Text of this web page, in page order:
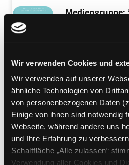
Wir verwenden Cookies und
Wir verwenden auf unserer
ähnliche Technologien von
von personenbezogenen Daten
Einige von ihnen sind notwendig
Webseite, während andere uns
und Ihre Erfahrung zu
Schaltfläche „Alle zulassen“
Verwendung aller Cookies und
Mediengruppe:
Der kleine
Jahr:2025
Verlag:
Exemplar-Details
Mediengruppe:
Die Sache
ein anderer
Unvermeidliche
Lebens
Verfasser: